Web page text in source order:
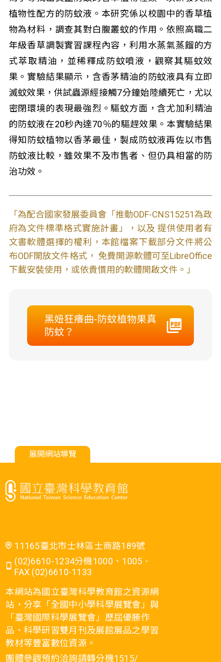
植物性配方的防蚊液。本研究係以校園中的香草植
物為材料，調查其對白腹叢蚊的作用。依照高職二
年級香草調製實習課程內容，利用水蒸氣蒸餾的方
式萃取精油，並稀釋成防蚊噴液，觀察其驅蚊效
果。實驗結果顯示，含香茅精油的防蚊液具有立即
滅蚊效果，供試蟲源經接觸7分鐘始陸續死亡，尤以
密閉環境的表現最強烈。驅蚊方面，含尤加利精油
的防蚊液在20秒內達70％的驅趕效果。本實驗結果
得知防蚊植物以香茅最佳，製成防蚊液再佐以市售
防蚊液比較，雖效果不及市售者、但仍具相當的防
治功效。
「為配合國家發展委員會「推動ODF-CNS15251為政
府為文件標準格式實施計畫」，以及 提供使用者有
文書軟體選擇的權利，本館檔案下載部分文件將公
布ODF開放文件格式， 免費開源軟體可至LibreOffice
下載安裝使用，或依貴慣用的軟體開啟文件。」
黑妞狂癢曲-防蚊植物果真
防蚊？
展開網站導覽
11165臺北市士林區士商路189號
(02)6610-1234分機1000、1005．
FAX (02)6610-1133
本網站為國立臺灣科學教育館之資源網
站，分享「全國中小學科學展覽會」與
「臺灣國際科學展覽會」歷屆優勝作
品、科學研習雙月刊及展館展品之學習
教材等豐富數位資源。
團體參觀預約洽詢請轉分機1515/